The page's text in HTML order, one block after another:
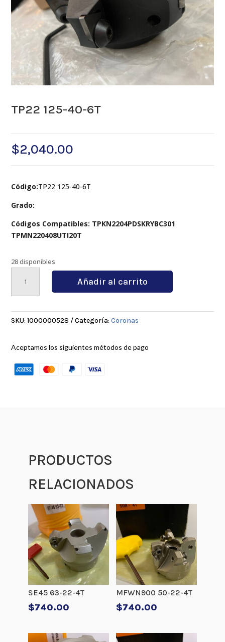
TP22 125-40-6T
$2,040.00
Código:TP22 125-40-6T
Grado:
Códigos Compatibles: TPKN2204PDSKRYBC301
TPMN220408UTI20T
28 disponibles
40-
cantidad
Añadir al carrito
SKU:1000000528 Categoría:Coronas
Aceptamos los siguientes métodos de pago
PRODUCTOS
RELACIONADOS
SE45 63-22-4T
$740.00
MFWN900 50-22-4T
$740.00